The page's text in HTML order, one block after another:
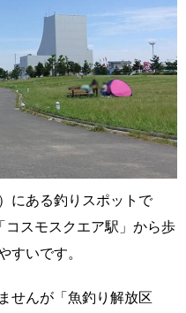
にある釣りスポットで
コスモスクエア駅」から歩
すいです。
せんが「魚釣り解放区